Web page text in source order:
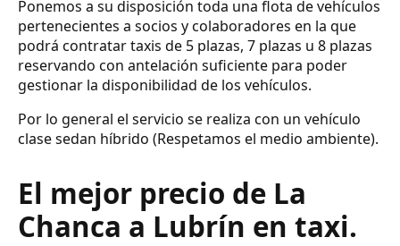
Ponemos a su disposición toda una flota de vehículos
pertenecientes a socios y colaboradores en la que
podrá contratar taxis de 5 plazas, 7 plazas u 8 plazas
reservando con antelación suficiente para poder
gestionar la disponibilidad de los vehículos.
Por lo general el servicio se realiza con un vehículo
clase sedan híbrido (Respetamos el medio ambiente).
El mejor precio de La
Chanca a Lubrín en taxi.